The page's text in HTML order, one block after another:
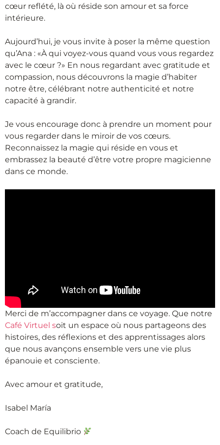
cœur reflété, là où réside son amour et sa force
intérieure.
Aujourd’hui, je vous invite à poser la même question
qu’Ana : «À qui voyez-vous quand vous vous regardez
avec le cœur ?» En nous regardant avec gratitude et
compassion, nous découvrons la magie d’habiter
notre être, célébrant notre authenticité et notre
capacité à grandir.
Je vous encourage donc à prendre un moment pour
vous regarder dans le miroir de vos cœurs.
Reconnaissez la magie qui réside en vous et
embrassez la beauté d’être votre propre magicienne
dans ce monde.
Merci de m’accompagner dans ce voyage. Que notre
Café Virtuel soit un espace où nous partageons des
histoires, des réflexions et des apprentissages alors
que nous avançons ensemble vers une vie plus
épanouie et consciente.
Avec amour et gratitude,
Isabel María
Coach de Equilibrio